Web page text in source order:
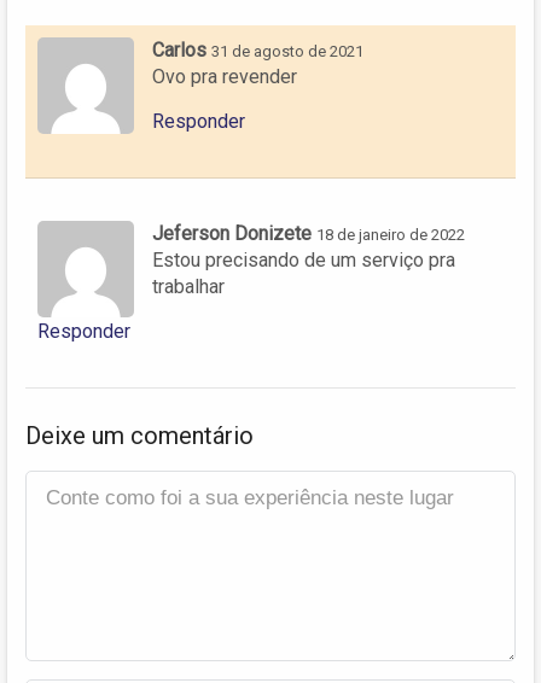
Carlos 31 de agosto de 2021
Ovo pra revender
Responder
Jeferson Donizete 18 de janeiro de 2022
Estou precisando de um serviço pra
trabalhar
Responder
Deixe um comentário